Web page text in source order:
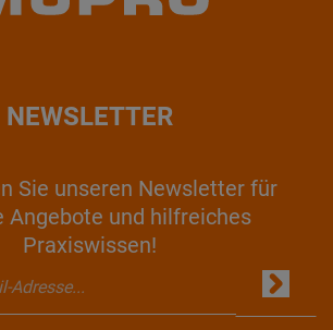
NEWSLETTER
Sie unseren Newsletter für
Angebote und hilfreiches
Praxiswissen!